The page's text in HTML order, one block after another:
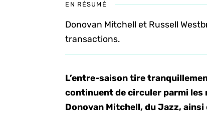
EN RÉSUMÉ
Donovan Mitchell et Russell
transactions.
L’entre-saison tire
continuent de circuler parmi les
Donovan Mitchell, du Jazz,